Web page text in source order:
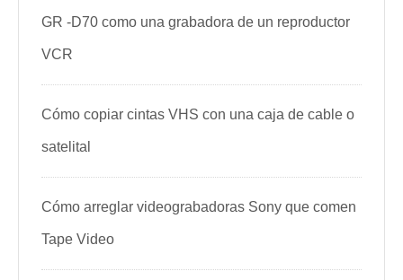
GR -D70 como una grabadora de un reproductor
VCR
Cómo copiar cintas VHS con una caja de cable o
satelital
Cómo arreglar videograbadoras Sony que comen
Tape Video